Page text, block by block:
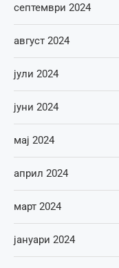
септември 2024
август 2024
јули 2024
јуни 2024
мај 2024
април 2024
март 2024
јануари 2024